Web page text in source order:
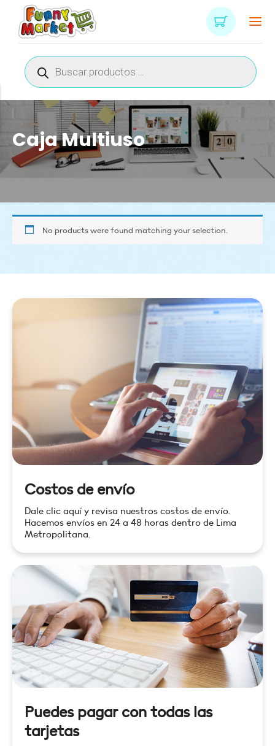
Búsqueda
de
productos
Caja Multiuso
No products were found matching your selection.
Costos de envío
Dale clic aquí y revisa nuestros costos de envío.
Hacemos envíos en 24 a 48 horas dentro de Lima
Metropolitana.
Puedes pagar con todas las
tarjetas